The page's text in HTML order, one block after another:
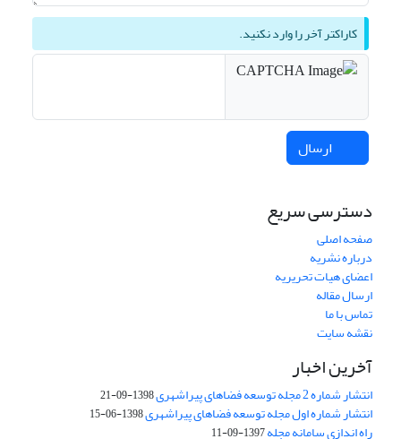
کاراکتر آخر را وارد نکنید.
ارسال
دسترسی سریع
صفحه اصلی
درباره نشریه
اعضای هیات تحریریه
ارسال مقاله
تماس با ما
نقشه سایت
آخرین اخبار
انتشار شماره 2 مجله توسعه فضاهای پیراشهری 1398-09-21
انتشار شماره اول مجله توسعه فضاهای پیراشهری1398-06-15
راه اندازی سامانه مجله1397-09-11